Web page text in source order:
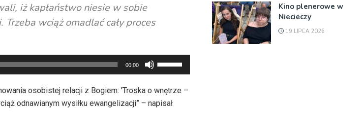
iż kapłaństwo niesie w sobie
wciąż omadlać cały proces
00:00
strzałek
góry
osobistej relacji z Bogiem: 'Troska o wnętrze –
odnawianym wysiłku ewangelizacji” – napisał
Kino plenerowe w
Niecieczy
19 LIPCA 2026